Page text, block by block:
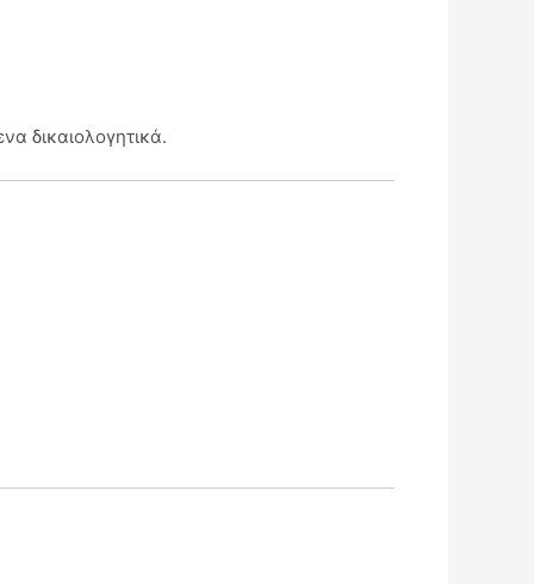
δικαιολογητικά.